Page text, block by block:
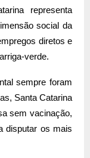
representa
social da
diretos e
verde.
sempre foram
Santa Catarina
sem vacinação,
disputar os mais